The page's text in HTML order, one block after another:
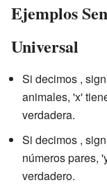
Ejemplos
Universal
Si decimos ,
animales, 'x'
verdadera.
Si decimos ,
números pares,
verdadero.